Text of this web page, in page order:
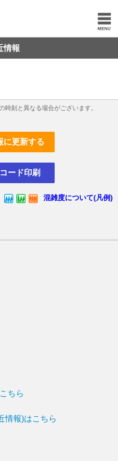
情報
刻と異なる場合がございます。
に更新する
ード印刷
混雑度について(凡例)
ちら
情報)はこちら